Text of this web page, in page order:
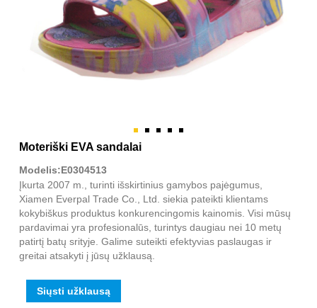
Moteriški EVA sandalai
Modelis:E0304513
Įkurta 2007 m., turinti išskirtinius gamybos pajėgumus,
Xiamen Everpal Trade Co., Ltd. siekia pateikti klientams
kokybiškus produktus konkurencingomis kainomis. Visi mūsų
pardavimai yra profesionalūs, turintys daugiau nei 10 metų
patirtį batų srityje. Galime suteikti efektyvias paslaugas ir
greitai atsakyti į jūsų užklausą.
Siųsti užklausą